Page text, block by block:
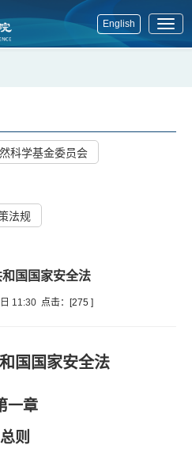
English
展
科学基金委员会
法规
国国家安全法
11:30 点击：[275 ]
国国家安全法
一章
总则